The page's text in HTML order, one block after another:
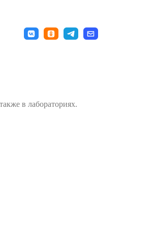
в лабораториях.